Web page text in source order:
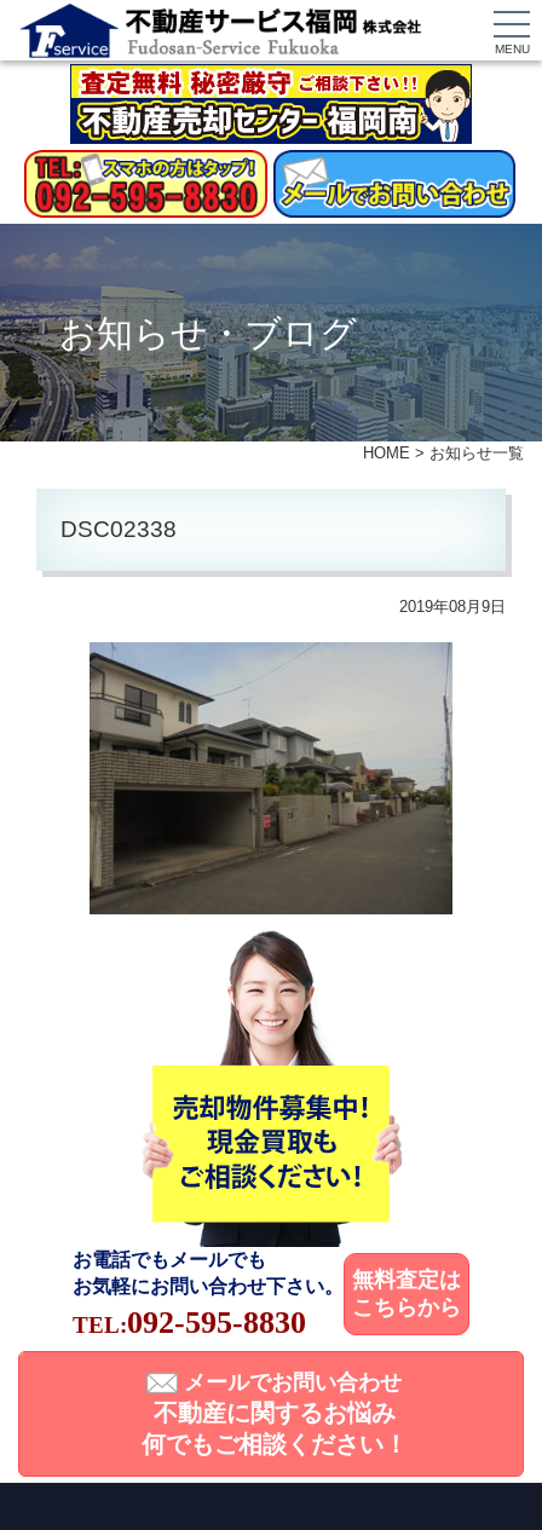
MENU
お知らせ・ブログ
HOME > お知らせ一覧
DSC02338
2019年08月9日
お電話でもメールでも
お気軽にお問い合わせ下さい。
TEL:092-595-8830
無料査定は
こちらから
メールでお問い合わせ
不動産に関するお悩み
何でもご相談ください！